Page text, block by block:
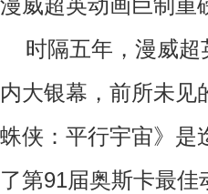
漫威超英动画巨制重
时隔五年，漫威
内大银幕，前所未见
蛛侠：平行宇宙》是
了第91届奥斯卡最